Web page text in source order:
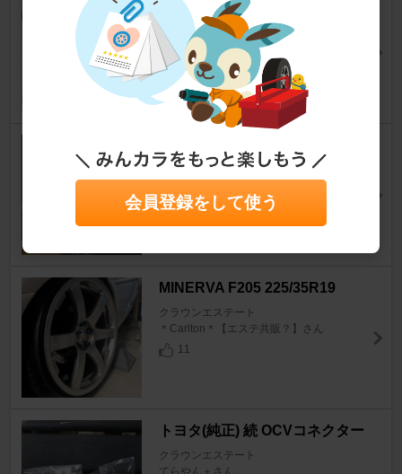
クラウンエステート
魔神皇帝04兜甲児さん
8
H7 / HZ306
クラウンエステート
@武蔵さん
6
MINERVA F205 225/35R19
クラウンエステート
＊Carlton＊【エステ共販？】さん
11
トヨタ(純正) 続 OCVコネクター
クラウンエステート
会員登録をして使う